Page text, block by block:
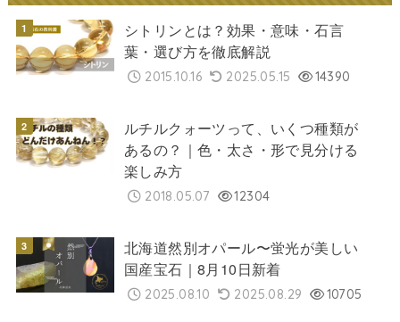
シトリンとは？効果・意味・石言
葉・選び方を徹底解説
2015.10.16 2025.05.15 14390
ルチルクォーツって、いくつ種類が
あるの？｜色・太さ・形で見分ける
楽しみ方
2018.05.07 12304
北海道然別オパール〜蛍光が美しい
国産宝石｜8月10日新着
2025.08.10 2025.08.29 10705